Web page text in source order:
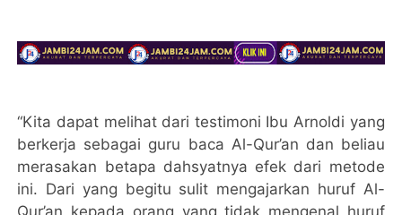
“Kita dapat melihat dari testimoni Ibu Arnoldi yang
berkerja sebagai guru baca Al-Qur’an dan beliau
merasakan betapa dahsyatnya efek dari metode
ini. Dari yang begitu sulit mengajarkan huruf Al-
Qur’an kepada orang yang tidak mengenal huruf